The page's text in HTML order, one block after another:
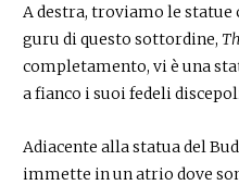
A destra, troviamo le
guru di questo sottordine,
completamento, vi è una
a fianco i suoi fedeli
Adiacente alla statua del
immette in un atrio dove